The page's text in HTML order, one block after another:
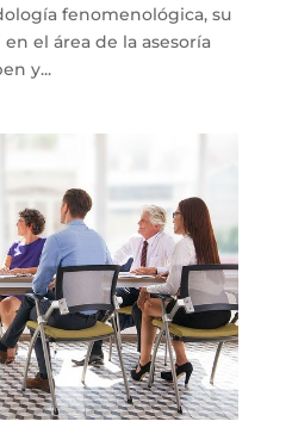
fenomenológica, su
el área de la asesoría
y...